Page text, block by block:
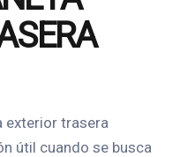
exterior trasera
útil cuando se busca